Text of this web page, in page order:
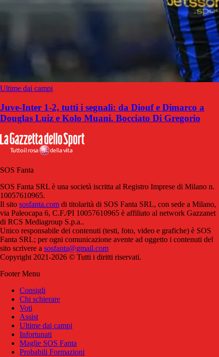
Ultime dai campi
Juve-Inter 1-2, tutti i segnali: da Diouf e Dimarco a
Douglas Luiz e Kolo Muani. Bocciato Di Gregorio
SOS Fanta
SOS Fanta SRL è una società iscritta al Registro Imprese di Milano n.
10057610965.
Il sito sosfanta.com di titolarità di SOS Fanta SRL, con sede a Milano,
via Paleocapa 6, C.F./PI 10057610965 è affiliato al network Gazzanet
di RCS Mediagroup S.p.a..
Unico responsabile dei contenuti (testi, foto, video e grafiche) è SOS
Fanta SRL; per ogni comunicazione avente ad oggetto i contenuti del
sito scrivere a sosfanta@gmail.com
Copyright 2021-2026 © Tutti i diritti riservati.
Footer Menu
Consigli
Chi schierare
Voti
Assist
Ultime dai campi
Infortunati
Maglie SOS Fanta
Probabili Formazioni